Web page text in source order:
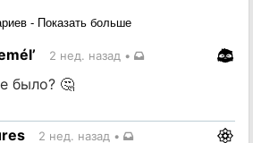
- Показать больше
2 нед. назад •
было? 🤔
2 нед. назад •